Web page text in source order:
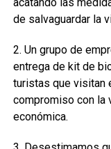
de salvaguardar la
2. Un grupo de
entrega de kit de
turistas que visitan
compromiso con la
económica.